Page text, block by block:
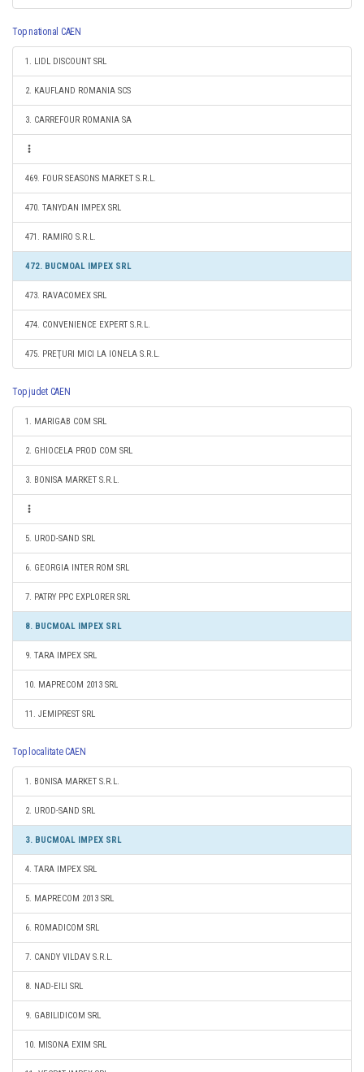
Top national CAEN
1. LIDL DISCOUNT SRL
2. KAUFLAND ROMANIA SCS
3. CARREFOUR ROMANIA SA
469. FOUR SEASONS MARKET S.R.L.
470. TANYDAN IMPEX SRL
471. RAMIRO S.R.L.
472. BUCMOAL IMPEX SRL
473. RAVACOMEX SRL
474. CONVENIENCE EXPERT S.R.L.
475. PREŢURI MICI LA IONELA S.R.L.
Top judet CAEN
1. MARIGAB COM SRL
2. GHIOCELA PROD COM SRL
3. BONISA MARKET S.R.L.
5. UROD-SAND SRL
6. GEORGIA INTER ROM SRL
7. PATRY PPC EXPLORER SRL
8. BUCMOAL IMPEX SRL
9. TARA IMPEX SRL
10. MAPRECOM 2013 SRL
11. JEMIPREST SRL
Top localitate CAEN
1. BONISA MARKET S.R.L.
2. UROD-SAND SRL
3. BUCMOAL IMPEX SRL
4. TARA IMPEX SRL
5. MAPRECOM 2013 SRL
6. ROMADICOM SRL
7. CANDY VILDAV S.R.L.
8. NAD-EILI SRL
9. GABILIDICOM SRL
10. MISONA EXIM SRL